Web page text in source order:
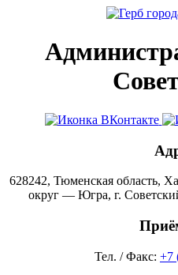
628242, Тюменская область,
округ — Югра, г.
Тел. / Факс: +7